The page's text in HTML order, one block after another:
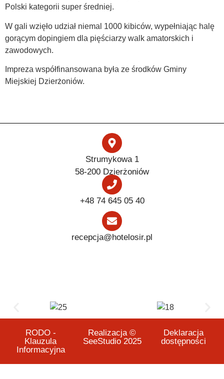
Polski kategorii super średniej.
W gali wzięło udział niemal 1000 kibiców, wypełniając halę
gorącym dopingiem dla pięściarzy walk amatorskich i
zawodowych.
Impreza współfinansowana była ze środków Gminy
Miejskiej Dzierżoniów.
Strumykowa 1
58-200 Dzierżoniów
+48 74 645 05 40
recepcja@hotelosir.pl
RODO -
Klauzula
Informacyjna
Realizacja ©
SeeStudio 2025
Deklaracja
dostępności